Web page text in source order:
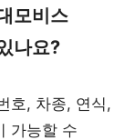
모비스
나요?
호, 차종, 연식,
가능할 수